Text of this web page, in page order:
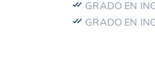
GRADO EN
GRADO EN